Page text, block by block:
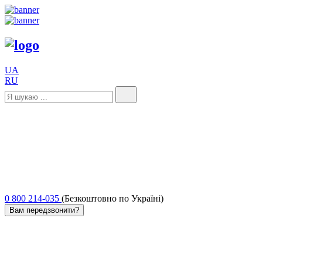
UA
RU
0 800 214-035 (Безкоштовно по Україні)
Вам передзвонити?